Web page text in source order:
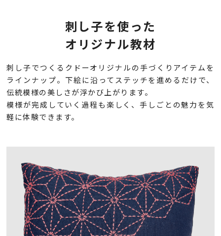
刺し子を使った
オリジナル教材
刺し子でつくるクドーオリジナルの手づくりアイテムを
ラインナップ。下絵に沿ってステッチを進めるだけで、
伝統模様の美しさが浮かび上がります。
模様が完成していく過程も楽しく、手しごとの魅力を気
軽に体験できます。